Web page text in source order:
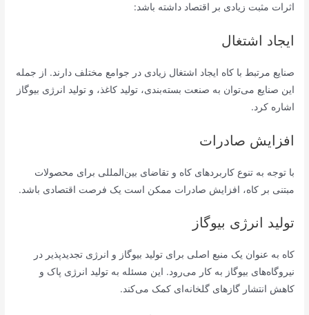
اثرات مثبت زیادی بر اقتصاد داشته باشد:
ایجاد اشتغال
صنایع مرتبط با کاه ایجاد اشتغال زیادی در جوامع مختلف دارند. از جمله
این صنایع می‌توان به صنعت بسته‌بندی، تولید کاغذ، و تولید انرژی بیوگاز
اشاره کرد.
افزایش صادرات
با توجه به تنوع کاربردهای کاه و تقاضای بین‌المللی برای محصولات
مبتنی بر کاه، افزایش صادرات ممکن است یک فرصت اقتصادی باشد.
تولید انرژی بیوگاز
کاه به عنوان یک منبع اصلی برای تولید بیوگاز و انرژی تجدیدپذیر در
نیروگاه‌های بیوگاز به کار می‌رود. این مسئله به تولید انرژی پاک و
کاهش انتشار گازهای گلخانه‌ای کمک می‌کند.